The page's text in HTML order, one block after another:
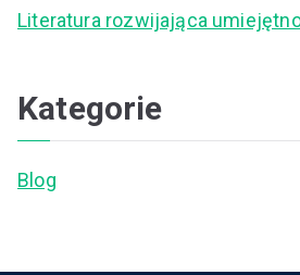
Literatura rozwijająca
Kategorie
Blog